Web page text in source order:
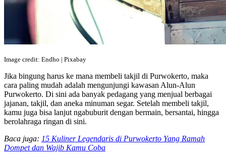
Image credit: Endho | Pixabay
Jika bingung harus ke mana membeli takjil di Purwokerto, maka
cara paling mudah adalah mengunjungi kawasan Alun-Alun
Purwokerto. Di sini ada banyak pedagang yang menjual berbagai
jajanan, takjil, dan aneka minuman segar. Setelah membeli takjil,
kamu juga bisa lanjut ngabuburit dengan bermain, bersantai, hingga
berolahraga ringan di sini.
Baca juga: 15 Kuliner Legendaris di Purwokerto Yang Ramah
Dompet dan Wajib Kamu Coba